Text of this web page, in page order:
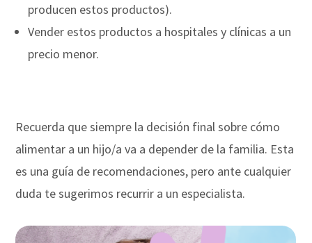
producen estos productos).
Vender estos productos a hospitales y clínicas a un
precio menor.
Recuerda que siempre la decisión final sobre cómo
alimentar a un hijo/a va a depender de la familia. Esta
es una guía de recomendaciones, pero ante cualquier
duda te sugerimos recurrir a un especialista.